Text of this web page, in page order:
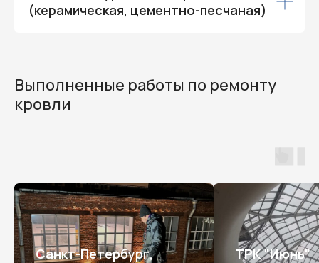
(керамическая, цементно-песчаная)
Выполненные работы по ремонту
кровли
Санкт-Петербург,
ТРК "Июнь"